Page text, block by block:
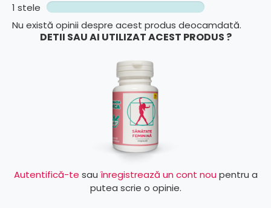
1 stele
Nu există opinii despre acest produs deocamdată.
DETII SAU AI UTILIZAT ACEST PRODUS ?
Autentifică-te sau înregistrează un cont nou pentru a
putea scrie o opinie.